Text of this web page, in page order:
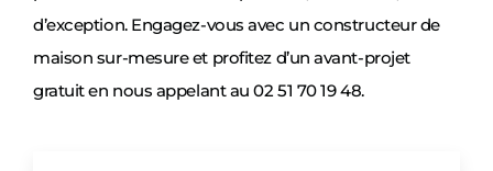
d’exception. Engagez-vous avec un constructeur de
maison sur-mesure et profitez d’un avant-projet
gratuit en nous appelant au 02 51 70 19 48.